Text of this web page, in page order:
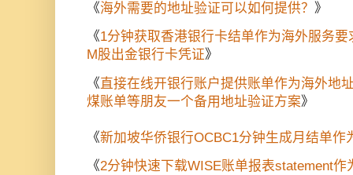
《海外需要的地址验证可以如何提供？ 》
《1分钟获取香港银行卡结单作为海外服务
M股出金银行卡凭证》
《直接在线开银行账户提供账单作为海外地
煤账单等朋友一个备用地址验证方案》
《新加坡华侨银行OCBC1分钟生成月结单作
《2分钟快速下载WISE账单报表statement作